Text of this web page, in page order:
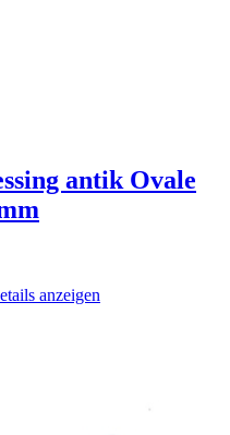
antik Ovale
anzeigen